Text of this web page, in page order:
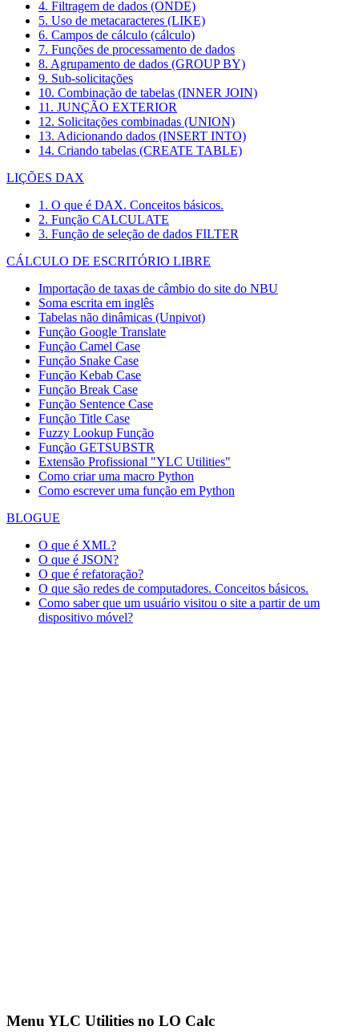
4. Filtragem de dados (ONDE)
5. Uso de metacaracteres (LIKE)
6. Campos de cálculo (cálculo)
7. Funções de processamento de dados
8. Agrupamento de dados (GROUP BY)
9. Sub-solicitações
10. Combinação de tabelas (INNER JOIN)
11. JUNÇÃO EXTERIOR
12. Solicitações combinadas (UNION)
13. Adicionando dados (INSERT INTO)
14. Criando tabelas (CREATE TABLE)
LIÇÕES DAX
1. O que é DAX. Conceitos básicos.
2. Função CALCULATE
3. Função de seleção de dados FILTER
CÁLCULO DE ESCRITÓRIO LIBRE
Importação de taxas de câmbio do site do NBU
Soma escrita em inglês
Tabelas não dinâmicas (Unpivot)
Função Google Translate
Função Camel Case
Função Snake Case
Função Kebab Case
Função Break Case
Função Sentence Case
Função Title Case
Fuzzy Lookup Função
Função GETSUBSTR
Extensão Profissional "YLC Utilities"
Como criar uma macro Python
Como escrever uma função em Python
BLOGUE
O que é XML?
O que é JSON?
O que é refatoração?
O que são redes de computadores. Conceitos básicos.
Como saber que um usuário visitou o site a partir de um
dispositivo móvel?
Menu YLC Utilities no LO Calc